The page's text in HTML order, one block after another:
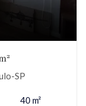
SP
40 m²